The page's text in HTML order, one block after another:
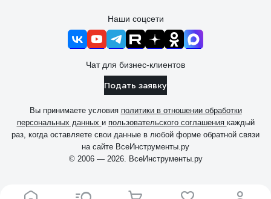
Наши соцсети
Чат для бизнес-клиентов
Подать заявку
Вы принимаете условия политики в отношении обработки
персональных данных и пользовательского соглашения каждый
раз, когда оставляете свои данные в любой форме обратной связи
на сайте ВсеИнструменты.ру
© 2006 — 2026. ВсеИнструменты.ру